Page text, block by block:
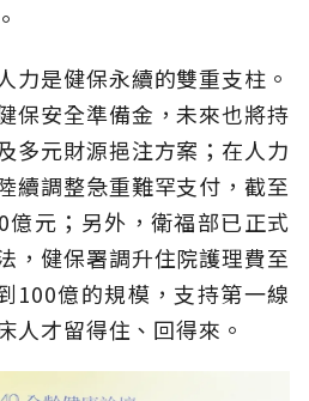
力是健保永續的雙重支柱。
保安全準備金，未來也將持
多元財源挹注方案；在人力
續調整急重難罕支付，截至
元；另外，衛福部已正式
，健保署調升住院護理費至
100億的規模，支持第一線
人才留得住、回得來。